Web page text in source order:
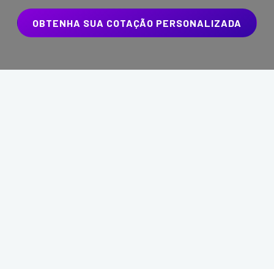
OBTENHA SUA COTAÇÃO PERSONALIZADA